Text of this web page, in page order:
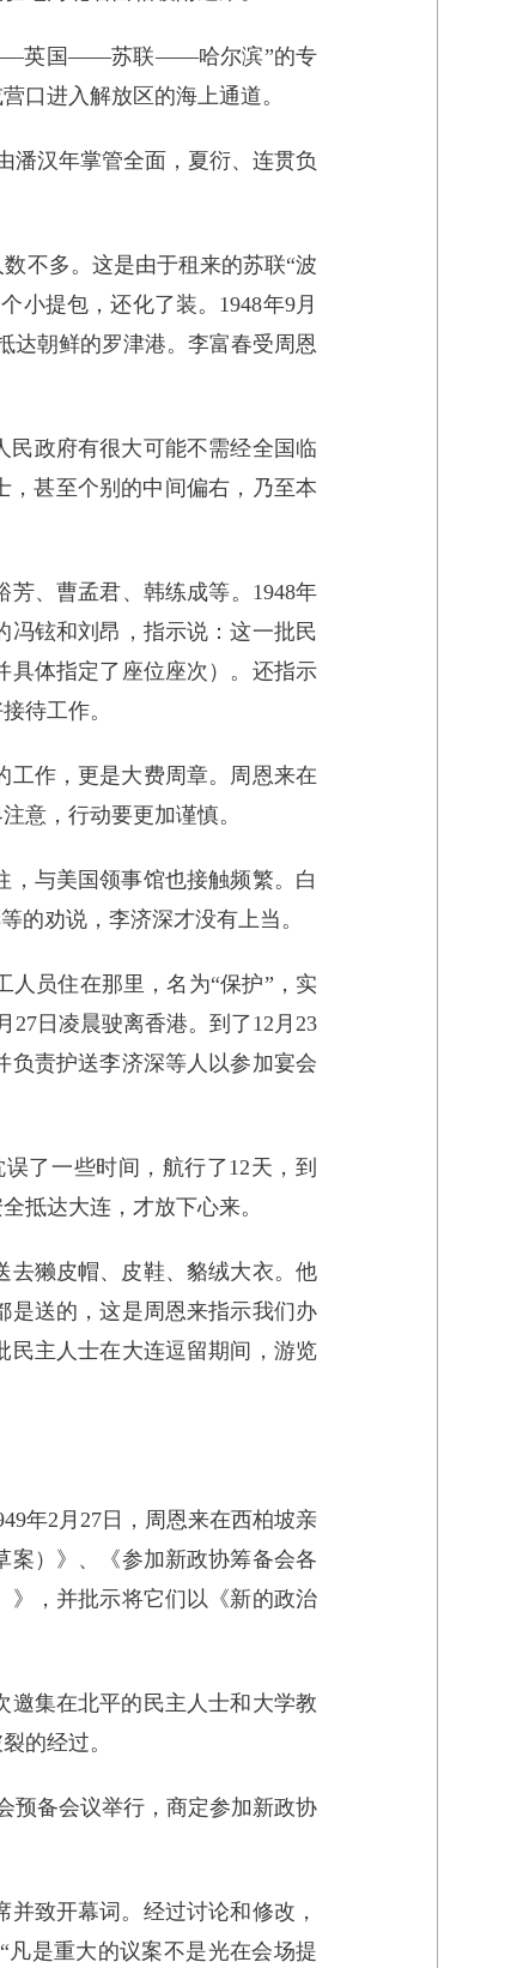
——英国——苏联——哈尔滨”的专
口进入解放区的海上通道。
潘汉年掌管全面，夏衍、连贯负
不多。这是由于租来的苏联“波
小提包，还化了装。1948年9月
达朝鲜的罗津港。李富春受周恩
民政府有很大可能不需经全国临
，甚至个别的中间偏右，乃至本
、曹孟君、韩练成等。1948年
冯铉和刘昂，指示说：这一批民
具体指定了座位座次）。还指示
待工作。
工作，更是大费周章。周恩来在
意，行动要更加谨慎。
与美国领事馆也接触频繁。白
的劝说，李济深才没有上当。
员住在那里，名为“保护”，实
27日凌晨驶离香港。到了12月23
负责护送李济深等人以参加宴会
了一些时间，航行了12天，到
抵达大连，才放下心来。
去獭皮帽、皮鞋、貉绒大衣。他
是送的，这是周恩来指示我们办
民主人士在大连逗留期间，游览
年2月27日，周恩来在西柏坡亲
案）》、《参加新政协筹备会各
》，并批示将它们以《新的政治
邀集在北平的民主人士和大学教
的经过。
预备会议举行，商定参加新政协
致开幕词。经过讨论和修改，
是重大的议案不是光在会场提